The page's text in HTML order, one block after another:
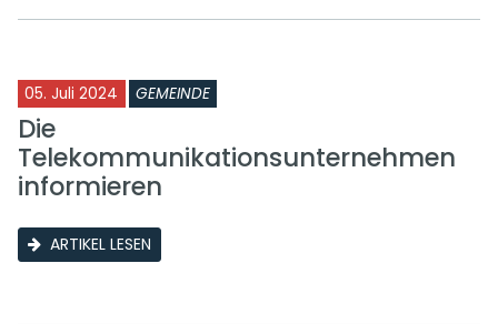
05. Juli 2024 GEMEINDE
Die
Telekommunikationsunternehmen
informieren
ARTIKEL LESEN